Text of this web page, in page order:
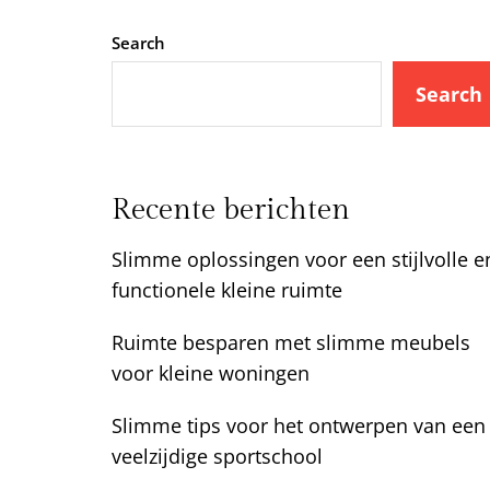
Search
Search
Recente berichten
Slimme oplossingen voor een stijlvolle
functionele kleine ruimte
Ruimte besparen met slimme meubels
voor kleine woningen
Slimme tips voor het ontwerpen van een
veelzijdige sportschool